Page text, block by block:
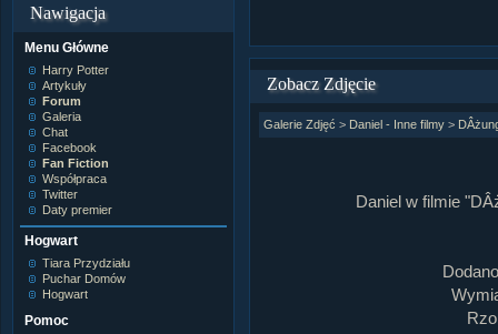
Nawigacja
Menu Główne
Harry Potter
Artykuły
Forum
Galeria
Chat
Facebook
Fan Fiction
Współpraca
Twitter
Daty premier
Hogwart
Tiara Przydziału
Puchar Domów
Hogwart
Pomoc
Zobacz Zdjęcie
Galerie Zdjęć > Daniel - Inne filmy>
Daniel w filmie